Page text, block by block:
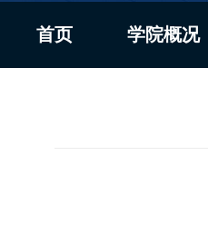
首页 学院概况